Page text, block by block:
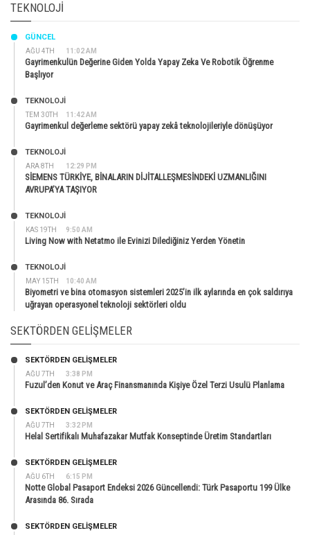
TEKNOLOJI
AĞU 4TH 11:02 AM
GÜNCEL
Gayrimenkulün Değerine Giden Yolda Yapay Zeka Ve Robotik Öğrenme
Başlıyor
TEM 30TH 11:42 AM
TEKNOLOJİ
Gayrimenkul değerleme sektörü yapay zekâ teknolojileriyle dönüşüyor
ARA 8TH 12:29 PM
TEKNOLOJİ
SİEMENS TÜRKİYE, BİNALARIN DİJİTALLEŞMESİNDEKİ UZMANLIĞINI
AVRUPA’YA TAŞIYOR
KAS 19TH 9:50 AM
TEKNOLOJİ
Living Now with Netatmo ile Evinizi Dilediğiniz Yerden Yönetin
MAY 15TH 10:40 AM
TEKNOLOJİ
Biyometri ve bina otomasyon sistemleri 2025’in ilk aylarında en çok saldırıya
uğrayan operasyonel teknoloji sektörleri oldu
SEKTÖRDEN GELIŞMELER
AĞU 7TH 3:38 PM
SEKTÖRDEN GELIŞMELER
Fuzul’den Konut ve Araç Finansmanında Kişiye Özel Terzi Usulü Planlama
AĞU 7TH 3:32 PM
SEKTÖRDEN GELIŞMELER
Helal Sertifikalı Muhafazakar Mutfak Konseptinde Üretim Standartları
AĞU 6TH 6:15 PM
SEKTÖRDEN GELIŞMELER
Notte Global Pasaport Endeksi 2026 Güncellendi: Türk Pasaportu 199 Ülke
Arasında 86. Sırada
SEKTÖRDEN GELIŞMELER